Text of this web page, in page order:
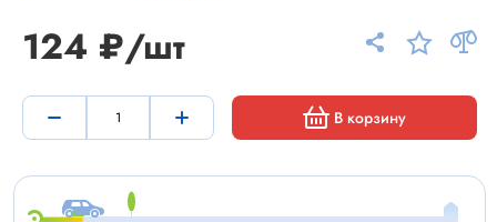
124 ₽/шт
В корзину